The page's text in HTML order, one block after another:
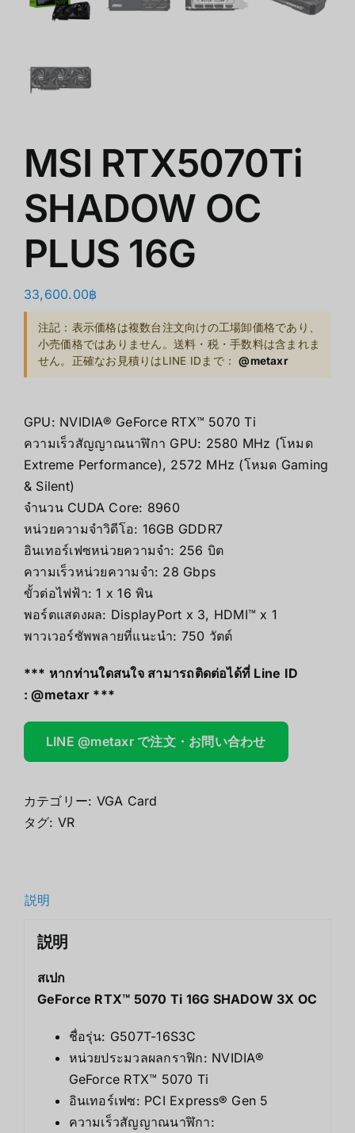
MSI RTX5070Ti
SHADOW OC
PLUS 16G
33,600.00฿
注記：表示価格は複数台注文向けの工場卸価格であり、
小売価格ではありません。送料・税・手数料は含まれま
せん。正確なお見積りはLINE IDまで：@metaxr
GPU: NVIDIA® GeForce RTX™ 5070 Ti
ความเร็วสัญญาณนาฬิกา GPU: 2580 MHz (โหมด
Extreme Performance), 2572 MHz (โหมด Gaming
& Silent)
จำนวน CUDA Core: 8960
หน่วยความจำวิดีโอ: 16GB GDDR7
อินเทอร์เฟซหน่วยความจำ: 256 บิต
ความเร็วหน่วยความจำ: 28 Gbps
ขั้วต่อไฟฟ้า: 1 x 16 พิน
พอร์ตแสดงผล: DisplayPort x 3, HDMI™ x 1
พาวเวอร์ซัพพลายที่แนะนำ: 750 วัตต์
*** หากท่านใดสนใจ สามารถติดต่อได้ที่ Line ID
:@metaxr ***
LINE @metaxr で注文・お問い合わせ
カテゴリー: VGA Card
タグ: VR
説明
説明
สเปก
GeForce RTX™ 5070 Ti 16G SHADOW 3X OC
ชื่อรุ่น: G507T-16S3C
หน่วยประมวลผลกราฟิก: NVIDIA®
GeForce RTX™ 5070 Ti
อินเทอร์เฟซ: PCI Express® Gen 5
ความเร็วสัญญาณนาฬิกา: